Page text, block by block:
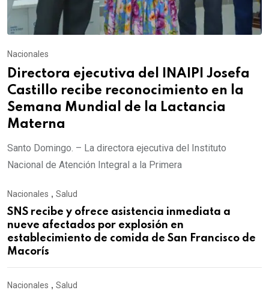
Nacionales
Directora ejecutiva del INAIPI Josefa
Castillo recibe reconocimiento en la
Semana Mundial de la Lactancia
Materna
Santo Domingo. – La directora ejecutiva del Instituto
Nacional de Atención Integral a la Primera
Nacionales , Salud
SNS recibe y ofrece asistencia inmediata a
nueve afectados por explosión en
establecimiento de comida de San Francisco de
Macorís
Nacionales , Salud